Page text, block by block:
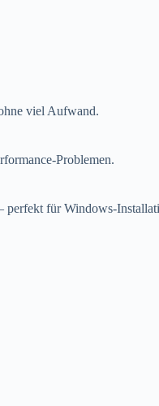
viel Aufwand.
Problemen.
perfekt für Windows-